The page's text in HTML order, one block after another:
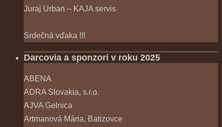
Juraj Urban – KAJA servis
Srdečná vďaka !!!
Darcovia a sponzori v roku 2025
ABENA
ADRA Slovakia, s.r.o.
AJVA Gelnica
Artmanová Mária, Batizovce